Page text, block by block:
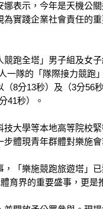
表示，今年是天機公
實踐企業社會責任的
跑全塔」男子組及女
一隊的「隊際接力競
8分13秒）及（3分56
41秒）。
大學等本地高等院校
體現青年群體對樂施
「樂施競跑旅遊塔」
育界的重要盛事，更